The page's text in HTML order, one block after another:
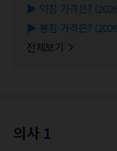
▶ 약침 가격은?
▶ 봉침 가격은?
전체보기
의사 1